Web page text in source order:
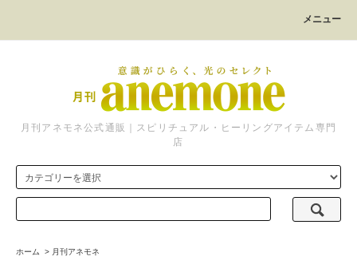
メニュー
月刊アネモネ公式通販｜スピリチュアル・ヒーリングアイテム専門
店
ホーム > 月刊アネモネ